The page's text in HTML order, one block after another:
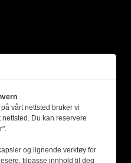
vårt nettsted bruker vi
Du kan reservere
og lignende verktøy for
tilpasse innhold til deg